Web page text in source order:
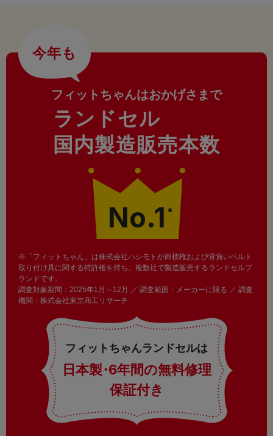
今年も
フィットちゃんはおかげさまで
ランドセル
国内製造販売本数
No.1 ※
※「フィットちゃん」は株式会社ハシモトが商標権および背負いベルト
取り付け具に関する特許権を持ち、複数社で製造販売するランドセルブ
ランドです。
調査対象期間：2025年1月～12月 ／ 調査範囲：メーカーに限る ／ 調査
機関：株式会社東京商工リサーチ
フィットちゃんランドセルは
日本製・6年間の無料修理
保証付き